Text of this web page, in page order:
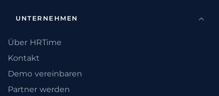
UNTERNEHMEN
Über HRTime
Kontakt
Demo vereinbaren
Partner werden